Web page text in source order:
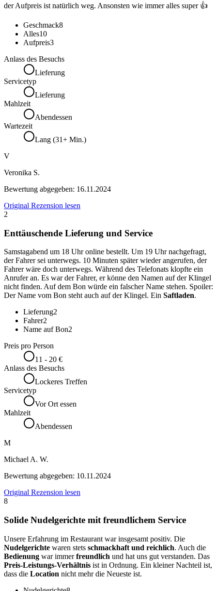
der Aufpreis ist natürlich weg. Ansonsten wie immer alles super 👍
Geschmack8
Alles10
Aufpreis3
Anlass des Besuchs
Lieferung
Servicetyp
Lieferung
Mahlzeit
Abendessen
Wartezeit
Lang (31+ Min.)
V
Veronika S.
Bewertung abgegeben: 16.11.2024
Original Rezension lesen
2
Enttäuschende Lieferung und Service
Samstagabend um 18 Uhr online bestellt. Um 19 Uhr nachgefragt,
der Fahrer sei unterwegs. 10 Minuten später wieder angerufen, der
Fahrer wäre doch unterwegs. Während des Telefonats klopfte ein
Anrufer an. Es war der Fahrer, er könne den Namen auf der Klingel
nicht finden. Auf dem Bon würde ein falscher Name stehen. Spoiler:
Der Name vom Bon steht auch auf der Klingel. Ein Saftladen.
Lieferung2
Fahrer2
Name auf Bon2
Preis pro Person
11 - 20 €
Anlass des Besuchs
Lockeres Treffen
Servicetyp
Vor Ort essen
Mahlzeit
Abendessen
M
Michael A. W.
Bewertung abgegeben: 10.11.2024
Original Rezension lesen
8
Solide Nudelgerichte mit freundlichem Service
Unsere Erfahrung im Restaurant war insgesamt positiv. Die
Nudelgerichte waren stets schmackhaft und reichlich. Auch die
Bedienung war immerfreundlich und hat uns gut verstanden. Das
Preis-Leistungs-Verhältnis ist in Ordnung. Ein kleiner Nachteil ist,
dass die Location nicht mehr die Neueste ist.